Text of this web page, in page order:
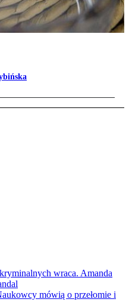
wraca. Amanda
mówią o przełomie i